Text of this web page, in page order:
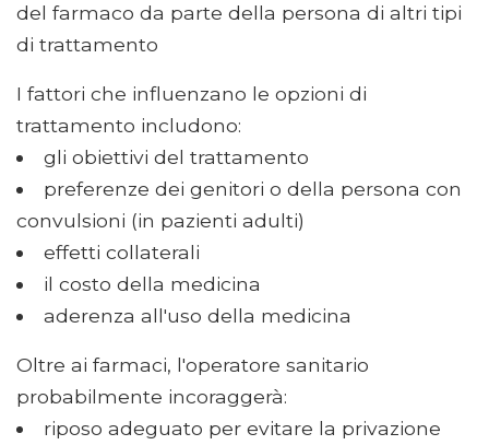
del farmaco da parte della persona di altri tipi
di trattamento
I fattori che influenzano le opzioni di
trattamento includono:
gli obiettivi del trattamento
preferenze dei genitori o della persona con
convulsioni (in pazienti adulti)
effetti collaterali
il costo della medicina
aderenza all'uso della medicina
Oltre ai farmaci, l'operatore sanitario
probabilmente incoraggerà:
riposo adeguato per evitare la privazione